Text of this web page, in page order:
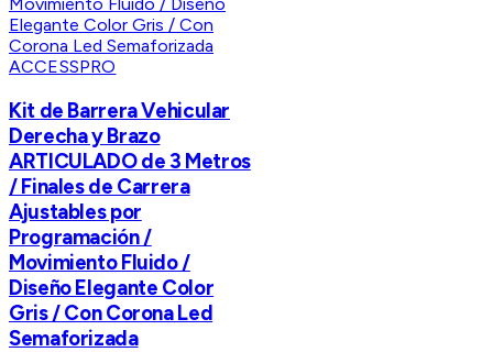
ACCESSPRO
Kit de Barrera Vehicular
Derecha y Brazo
ARTICULADO de 3 Metros
/ Finales de Carrera
Ajustables por
Programación /
Movimiento Fluido /
Diseño Elegante Color
Gris / Con Corona Led
Semaforizada